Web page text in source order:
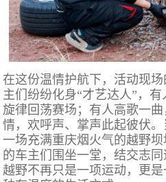
在这份温情护航下，活动现
主们纷纷化身“才艺达人”，
旋律回荡赛场；有人高歌一
情，欢呼声、掌声此起彼伏。
一场充满重庆烟火气的越野
的车主们围坐一堂，结交志同
越野不再只是一项运动，更